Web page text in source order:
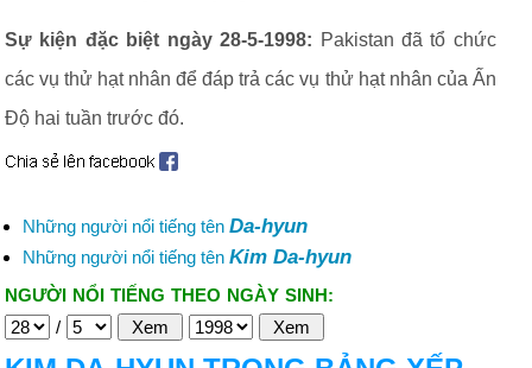
Sự kiện đặc biệt ngày 28-5-1998: Pakistan đã tổ chức
các vụ thử hạt nhân để đáp trả các vụ thử hạt nhân của Ấn
Độ hai tuần trước đó.
Những người nổi tiếng tên Da-hyun
Những người nổi tiếng tên Kim Da-hyun
NGƯỜI NỔI TIẾNG THEO NGÀY SINH:
/